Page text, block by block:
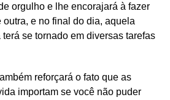
orgulho e lhe encorajará à fazer
outra, e no final do dia, aquela
se tornado em diversas tarefas
reforçará o fato que as
importam se você não puder